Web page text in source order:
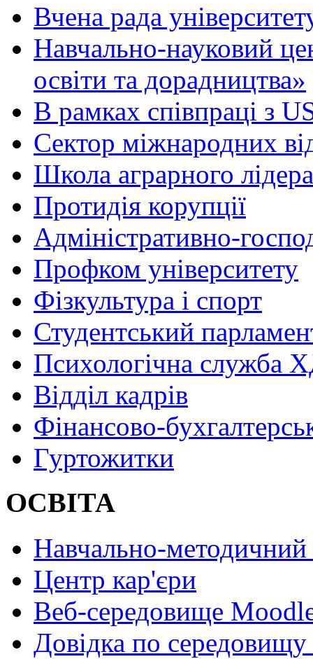
Вчена рада
Навчально-науковий
освіти та дорадництва»
В рамках співпраці з
Сектор міжнародних
Школа аграрного лідера
Протидія корупції
Адміністративно-
Профком університету
Фізкультура і спорт
Студентський
Психологічна служба
Відділ кадрів
Фінансово-
Гуртожитки
ОСВІТА
Навчально-методичний
Центр кар'єри
Веб-середовище
Довідка по